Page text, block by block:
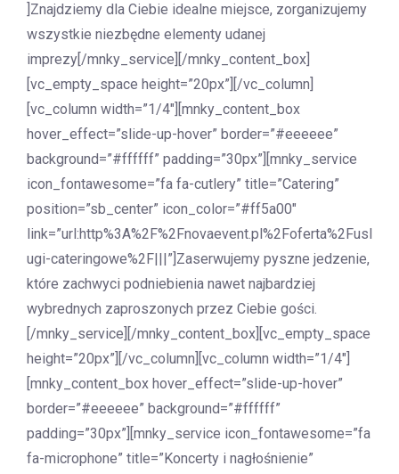
]Znajdziemy dla Ciebie idealne miejsce, zorganizujemy
wszystkie niezbędne elementy udanej
imprezy[/mnky_service][/mnky_content_box]
[vc_empty_space height=”20px”][/vc_column]
[vc_column width=”1/4″][mnky_content_box
hover_effect=”slide-up-hover” border=”#eeeeee”
background=”#ffffff” padding=”30px”][mnky_service
icon_fontawesome=”fa fa-cutlery” title=”Catering”
position=”sb_center” icon_color=”#ff5a00″
link=”url:http%3A%2F%2Fnovaevent.pl%2Foferta%2Fusl
ugi-cateringowe%2F|||”]Zaserwujemy pyszne jedzenie,
które zachwyci podniebienia nawet najbardziej
wybrednych zaproszonych przez Ciebie gości.
[/mnky_service][/mnky_content_box][vc_empty_space
height=”20px”][/vc_column][vc_column width=”1/4″]
[mnky_content_box hover_effect=”slide-up-hover”
border=”#eeeeee” background=”#ffffff”
padding=”30px”][mnky_service icon_fontawesome=”fa
fa-microphone” title=”Koncerty i nagłośnienie”